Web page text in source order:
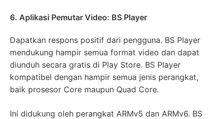
6. Aplikasi Pemutar Video: BS Player
Dapatkan respons positif dari pengguna. BS Player
mendukung hampir semua format video dan dapat
diunduh secara gratis di Play Store. BS Player
kompatibel dengan hampir semua jenis perangkat,
baik prosesor Core maupun Quad Core.
Ini didukung oleh perangkat ARMv5 dan ARMv6. BS